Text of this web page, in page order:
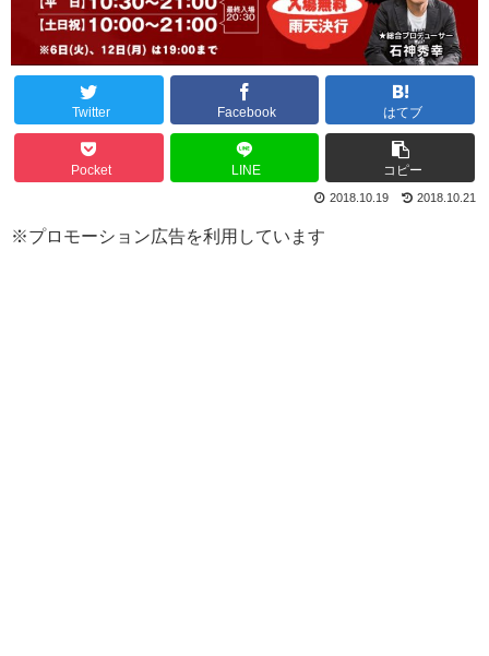
Twitter Facebook はてブ
Pocket LINE コピー
2018.10.21
2018.10.19
※プロモーション広告を利用しています